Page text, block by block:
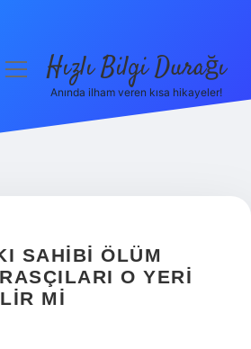
menüyüHızlı Bilgi Durağı
Anında ilham veren kısa hikayeler!
SAHIBI ÖLÜM
O YERI
MI